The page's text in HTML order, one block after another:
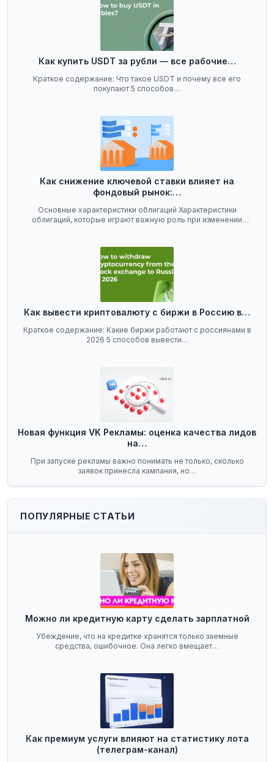
Как купить USDT за рубли — все рабочие…
Краткое содержание: Что такое USDT и почему все его
покупают 5 способов…
Как снижение ключевой ставки влияет на
фондовый рынок:…
Основные характеристики облигаций Характеристики
облигаций, которые играют важную роль при изменении
Как вывести криптовалюту с биржи в Россию в…
Краткое содержание: Какие биржи работают с россиянами в
2026 5 способов вывести…
Новая функция VK Рекламы: оценка качества лидов
на…
При запуске рекламы важно понимать не только, сколько
заявок принесла кампания, но…
ПОПУЛЯРНЫЕ СТАТЬИ
Можно ли кредитную карту сделать зарплатной
Убеждение, что на кредитке хранятся только заемные
средства, ошибочное. Она легко вмещает…
Как премиум услуги влияют на статистику лота
(телеграм-канал)